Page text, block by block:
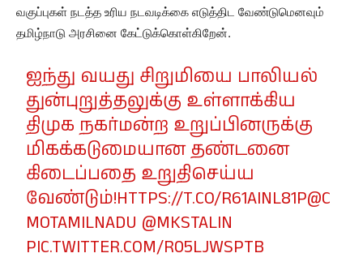
வகுப்புகள் நடத்த உரிய நடவடிக்கை எடுத்திட வேண்டுமெனவும்
தமிழ்நாடு அரசினை கேட்டுக்கொள்கிறேன்.
ஐந்து வயது சிறுமியை பாலியல்
துன்புறுத்தலுக்கு உள்ளாக்கிய
திமுக நகர்மன்ற உறுப்பினருக்கு
மிகக்கடுமையான தண்டனை
கிடைப்பதை உறுதிசெய்ய
வேண்டும்!HTTPS://T.CO/R61AINL81P@C
MOTAMILNADU @MKSTALIN
PIC.TWITTER.COM/R05LJWSPTB